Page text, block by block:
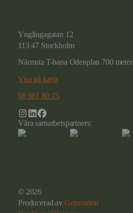
Ynglingagatan 12
113 47 Stockholm
Närmsta T-bana Odenplan 700 meter
Visa på karta
08 661 80 15
Våra samarbetspartners:
© 2026
Producerad av Generation